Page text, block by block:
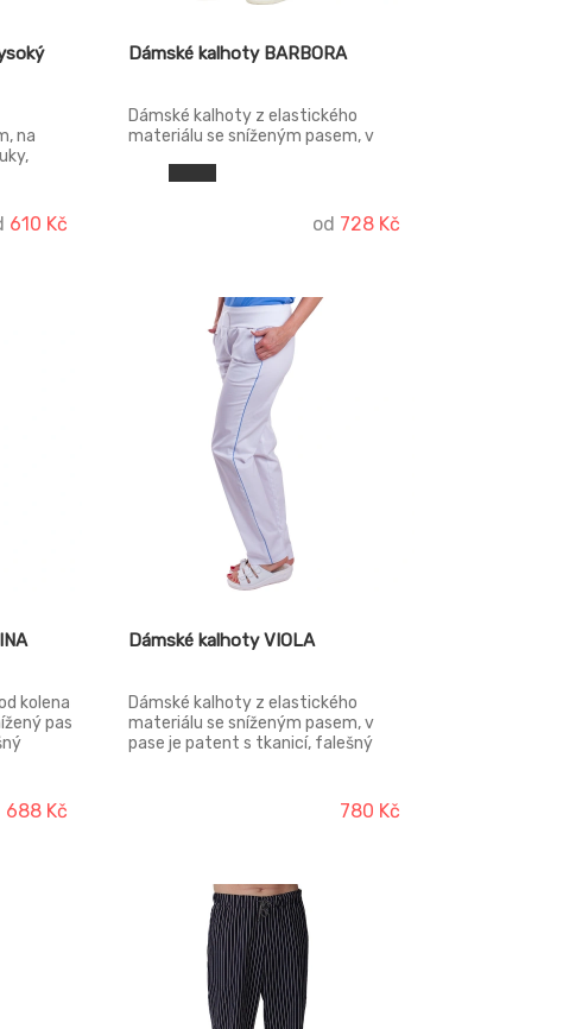
na
610 Kč
Dámské kalhoty BARBORA
Dámské kalhoty z elastického
materiálu se sníženým pasem, v
od 728 Kč
kolena
pas
688 Kč
Dámské kalhoty VIOLA
Dámské kalhoty z elastického
materiálu se sníženým pasem, v
pase je patent s tkanicí, falešný
780 Kč